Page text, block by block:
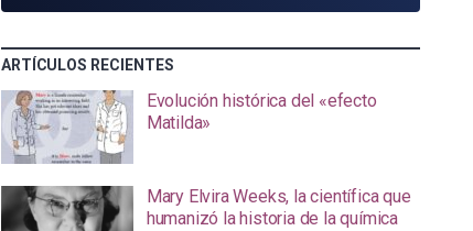
ARTÍCULOS RECIENTES
Evolución histórica del «efecto
Matilda»
Mary Elvira Weeks, la científica que
humanizó la historia de la química